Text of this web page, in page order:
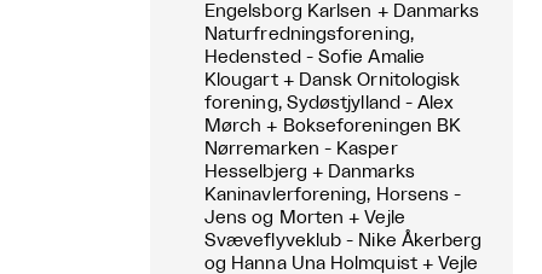
Engelsborg Karlsen + Danmarks
Naturfredningsforening,
Hedensted - Sofie Amalie
Klougart + Dansk Ornitologisk
forening, Sydøstjylland - Alex
Mørch + Bokseforeningen BK
Nørremarken - Kasper
Hesselbjerg + Danmarks
Kaninavlerforening, Horsens -
Jens og Morten + Vejle
Svæveflyveklub - Nike Åkerberg
og Hanna Una Holmquist + Vejle